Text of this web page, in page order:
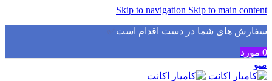
Skip to navigation Skip to main content
سفارش های شما در دست اقدام است✅
0 مورد
منو